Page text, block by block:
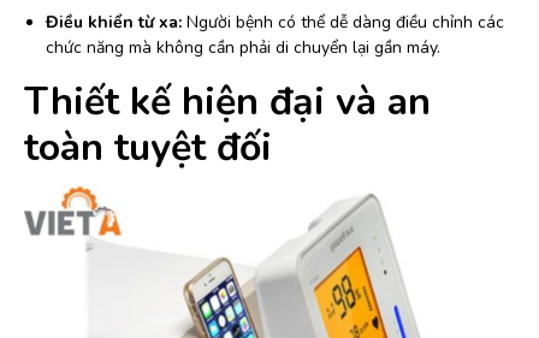
Điều khiển từ xa: Người bệnh có thể dễ dàng điều chỉnh các
chức năng mà không cần phải di chuyển lại gần máy.
Thiết kế hiện đại và an
toàn tuyệt đối